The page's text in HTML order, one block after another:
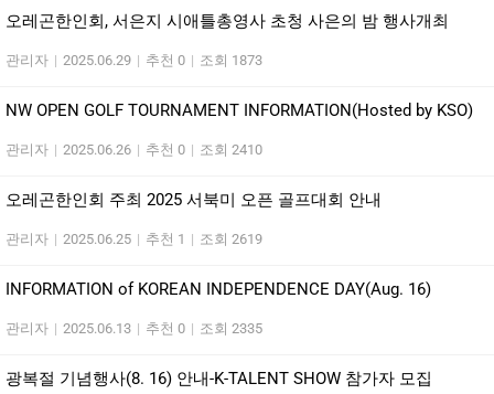
오레곤한인회, 서은지 시애틀총영사 초청 사은의 밤 행사개최
관리자 | 2025.06.29 | 추천 0 | 조회 1873
NW OPEN GOLF TOURNAMENT INFORMATION(Hosted by KSO)
관리자 | 2025.06.26 | 추천 0 | 조회 2410
오레곤한인회 주최 2025 서북미 오픈 골프대회 안내
관리자 | 2025.06.25 | 추천 1 | 조회 2619
INFORMATION of KOREAN INDEPENDENCE DAY(Aug. 16)
관리자 | 2025.06.13 | 추천 0 | 조회 2335
광복절 기념행사(8. 16) 안내-K-TALENT SHOW 참가자 모집